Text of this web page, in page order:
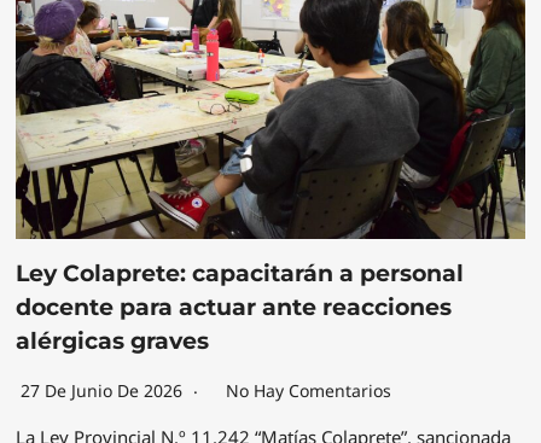
Ley Colaprete: capacitarán a personal
docente para actuar ante reacciones
alérgicas graves
27 De Junio De 2026 No Hay Comentarios
La Ley Provincial N.º 11.242 “Matías Colaprete”, sancionada